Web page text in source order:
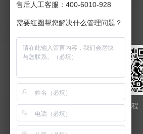
售后人工客服：400-6010-928
需要红圈帮您解决什么管理问题？
售后客服：400-6010-928
商务合作：
发送至邮箱
红圈云 红圈工程